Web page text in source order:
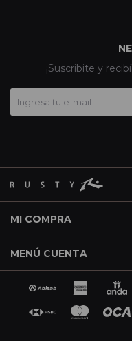
MI COMPRA
MENÚ CUENTA
¡Suscribite y